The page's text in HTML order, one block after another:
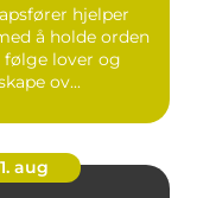
hjelper
å holde orden
følge lover og
ov...
aug